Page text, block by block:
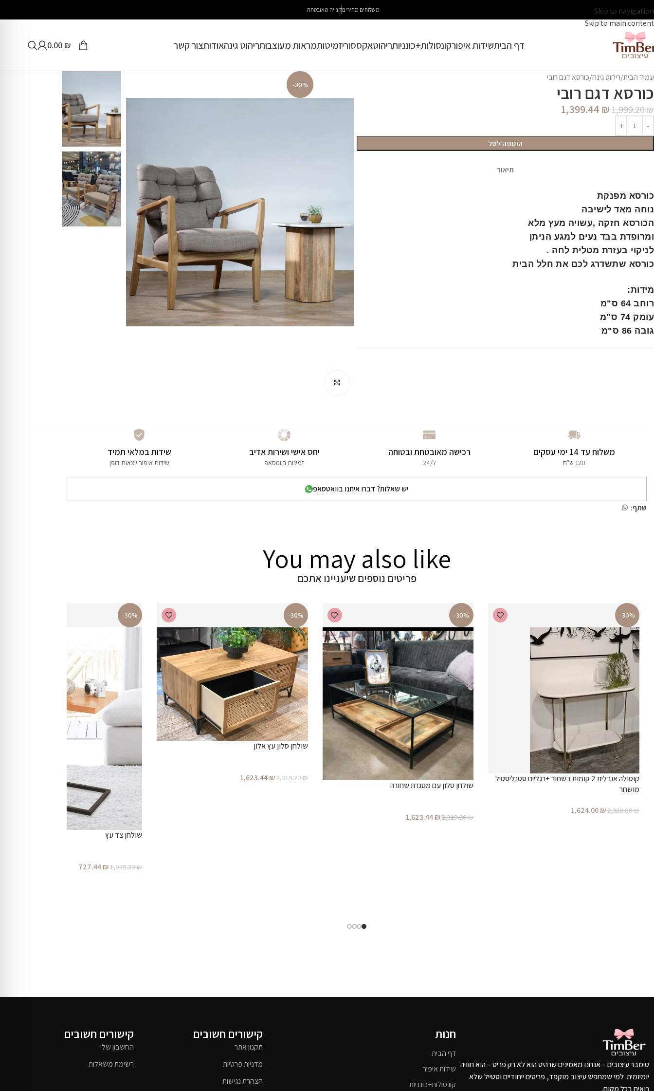
Skip to navigation
Skip to main content
משלוחים מהיריםקנייה מאובטחת
דף הביתשידות איפורקונסולות+כונניותריהוטאקססוריזמיטותמראות מעוצבותריהוט גינהאודותצור קשר 0.00 ₪
עמוד הבית ריהוט גינה כורסא דגם רובי
כורסא דגם רובי
1,999.20₪
1,399.44 ₪
הוספה לסל
תיאור
כורסא מפנקת
נוחה מאד לישיבה
הכורסא חזקה ,עשויה מעץ מלא
ומרופדת בבד נעים למגע הניתן
לניקוי בעזרת מטלית לחה .
כורסא שתשדרג לכם את חלל הבית
מידות:
רוחב 64 ס"מ
עומק 74 ס"מ
גובה 86 ס"מ
-30%
משלוח עד 14 ימי עסקים
120 ש"ח
רכישה מאובטחת ובטוחה
24/7
יחס אישי ושירות אדיב
זמינות בווטסאפ
שידות במלאי תמיד
שידות איפור יוצאות דופן
יש שאלות? דברו איתנו בוואטסאפ
שתף:
You may also like
פריטים נוספים שיעניינו אתכם
-30%
קוסולה אובלית 2 קומות בשחור +רגליים סטנליסטיל
מושחר
2,320.00₪
1,624.00₪
-30%
שולחן סלון עם מסגרת שחורה
2,319.20₪
1,623.44₪
-30%
שולחן סלון עץ אלון
2,319.20₪
1,623.44₪
-30%
שולחן צד עץ
1,039.20₪
727.44₪
טימבר עיצובים – אנחנו מאמינים שרהיט הוא לא רק פריט – הוא חוויה
יומיומית. למי שמחפש עיצוב מוקפד, פריטים ייחודיים וסטייל שלא
רואים בכל מקום.
חנות
דף הבית
שידות איפור
קונסולות+כונניות
קישורים חשובים
תקנון אתר
מדניות פרטיות
הצהרת נגישות
קישורים חשובים
החשבון שלי
רשימת משאלות